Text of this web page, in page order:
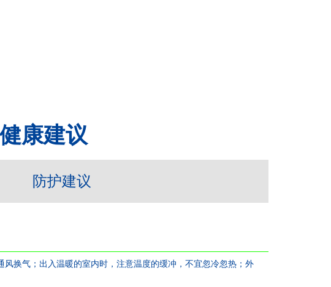
康建议
防护建议
风换气；出入温暖的室内时，注意温度的缓冲，不宜忽冷忽热；外